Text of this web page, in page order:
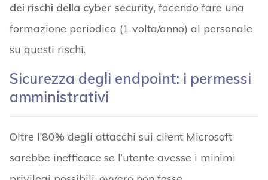
dei rischi della cyber security, facendo fare una
formazione periodica (1 volta/anno) al personale
su questi rischi.
Sicurezza degli endpoint: i permessi
amministrativi
Oltre l’80% degli attacchi sui client Microsoft
sarebbe inefficace se l’utente avesse i minimi